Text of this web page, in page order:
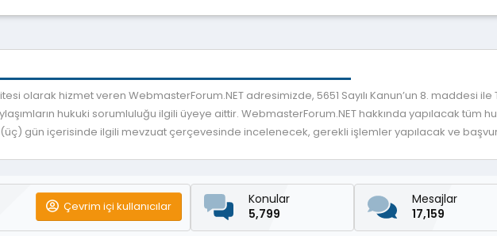
olarak hizmet veren WebmasterForum.NET adresimizde, 5651 Sayılı Kanun’un 8. maddesi
hukuki sorumluluğu ilgili üyeye aittir. WebmasterForum.NET hakkında yapılacak tüm
gün içerisinde ilgili mevzuat çerçevesinde incelenecek, gerekli işlemler yapılacak ve
Çevrim içi kullanıcılar
Konular
5,799
Mesajlar
17,159